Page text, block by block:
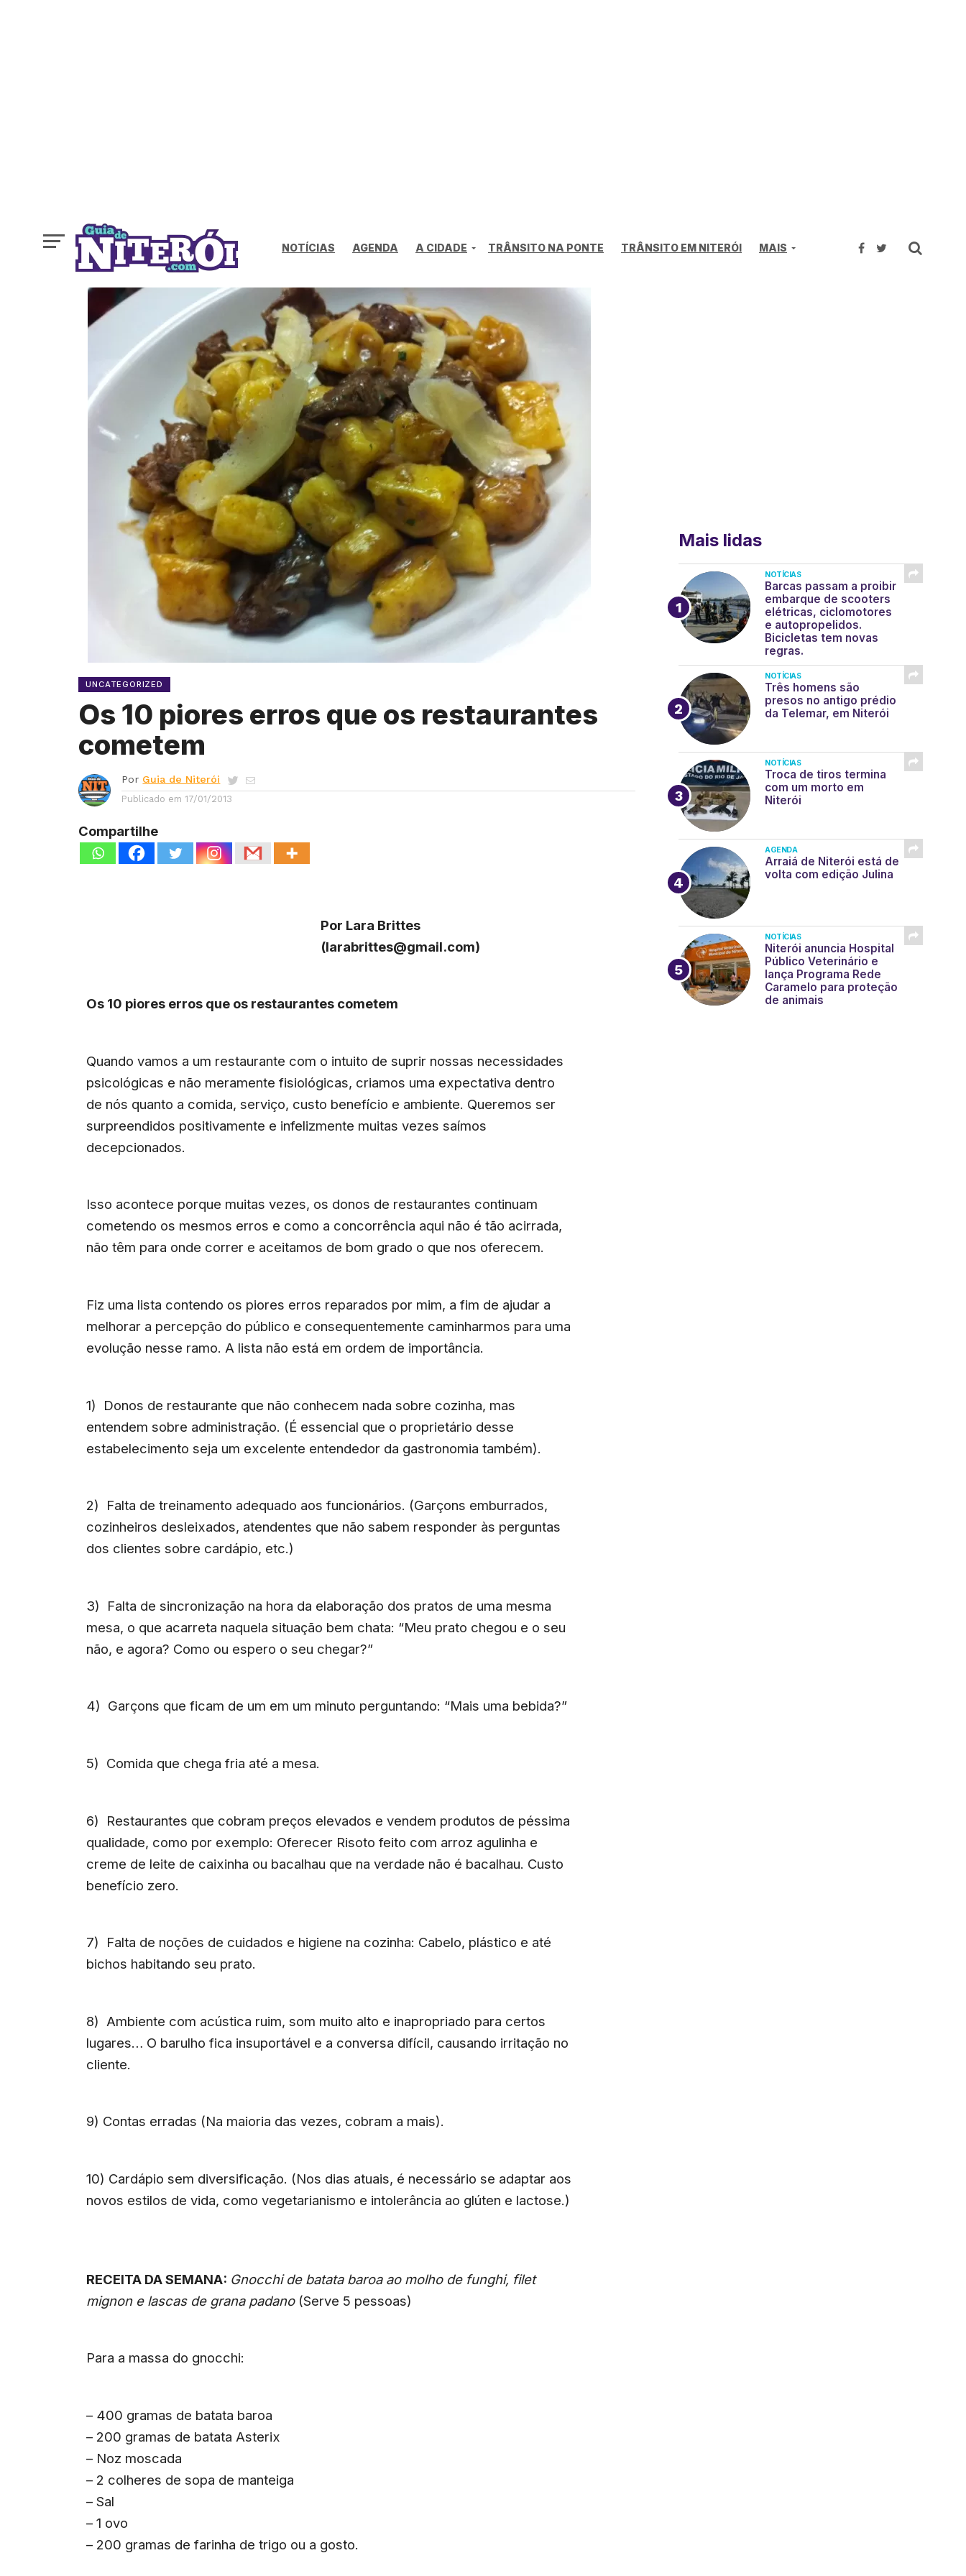
NOTÍCIAS AGENDA A CIDADE TRÂNSITO NA PONTE TRÂNSITO EM NITERÓI MAIS
UNCATEGORIZED
Os 10 piores erros que os restaurantes
cometem
Por Guia de Niterói
Publicado em 17/01/2013
Compartilhe
Por Lara Brittes
(larabrittes@gmail.com)
Os 10 piores erros que os restaurantes cometem
Quando vamos a um restaurante com o intuito de suprir nossas necessidades
psicológicas e não meramente fisiológicas, criamos uma expectativa dentro
de nós quanto a comida, serviço, custo benefício e ambiente. Queremos ser
surpreendidos positivamente e infelizmente muitas vezes saímos
decepcionados.
Isso acontece porque muitas vezes, os donos de restaurantes continuam
cometendo os mesmos erros e como a concorrência aqui não é tão acirrada,
não têm para onde correr e aceitamos de bom grado o que nos oferecem.
Fiz uma lista contendo os piores erros reparados por mim, a fim de ajudar a
melhorar a percepção do público e consequentemente caminharmos para uma
evolução nesse ramo. A lista não está em ordem de importância.
1) Donos de restaurante que não conhecem nada sobre cozinha, mas
entendem sobre administração. (É essencial que o proprietário desse
estabelecimento seja um excelente entendedor da gastronomia também).
2) Falta de treinamento adequado aos funcionários. (Garçons emburrados,
cozinheiros desleixados, atendentes que não sabem responder às perguntas
dos clientes sobre cardápio, etc.)
3) Falta de sincronização na hora da elaboração dos pratos de uma mesma
mesa, o que acarreta naquela situação bem chata: “Meu prato chegou e o seu
não, e agora? Como ou espero o seu chegar?”
4) Garçons que ficam de um em um minuto perguntando: “Mais uma bebida?”
5) Comida que chega fria até a mesa.
6) Restaurantes que cobram preços elevados e vendem produtos de péssima
qualidade, como por exemplo: Oferecer Risoto feito com arroz agulinha e
creme de leite de caixinha ou bacalhau que na verdade não é bacalhau. Custo
benefício zero.
7) Falta de noções de cuidados e higiene na cozinha: Cabelo, plástico e até
bichos habitando seu prato.
8) Ambiente com acústica ruim, som muito alto e inapropriado para certos
lugares… O barulho fica insuportável e a conversa difícil, causando irritação no
cliente.
9) Contas erradas (Na maioria das vezes, cobram a mais).
10) Cardápio sem diversificação. (Nos dias atuais, é necessário se adaptar aos
novos estilos de vida, como vegetarianismo e intolerância ao glúten e lactose.)
RECEITA DA SEMANA: Gnocchi de batata baroa ao molho de funghi, filet
mignon e lascas de grana padano(Serve 5 pessoas)
Para a massa do gnocchi:
– 400 gramas de batata baroa
– 200 gramas de batata Asterix
– Noz moscada
– 2 colheres de sopa de manteiga
– Sal
– 1 ovo
– 200 gramas de farinha de trigo ou a gosto.
Mais lidas
NOTÍCIAS
Barcas passam a proibir
embarque de scooters
elétricas, ciclomotores
e autopropelidos.
Bicicletas tem novas
regras.
NOTÍCIAS
Três homens são
presos no antigo prédio
da Telemar, em Niterói
NOTÍCIAS
Troca de tiros termina
com um morto em
Niterói
AGENDA
Arraiá de Niterói está de
volta com edição Julina
NOTÍCIAS
Niterói anuncia Hospital
Público Veterinário e
lança Programa Rede
Caramelo para proteção
de animais